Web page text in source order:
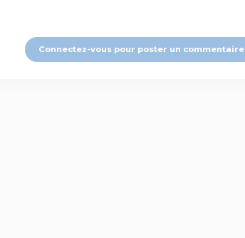
Connectez-vous pour poster un commentaire